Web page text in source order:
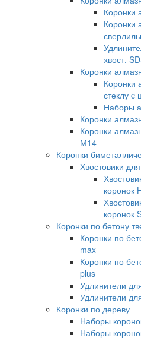
Коронки
Коронки
хвост.
Коронки
Коронки
стеклу
Наборы
Коронки
Коронки
М14
Коронки
Хвостовики
коронок
коронок
Коронки по бетону
Коронки по
max
Коронки по
plus
Удлинители
Удлинители
Коронки по дереву
Наборы
Наборы